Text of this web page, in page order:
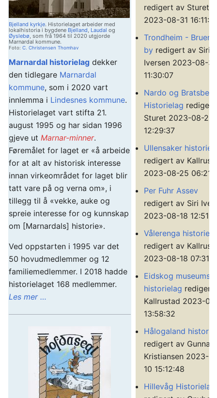
Bjelland kyrkje. Historielaget arbeider med
lokalhistoria i bygdene Bjelland Laudal og
Øyslebø , som frå 1964 til 2020 utgjorde
Marnardal kommune.
Foto: C. Christensen Thomhav
Marnardal historielag dekker
den tidlegare Marnardal
kommune, som i 2020 vart
innlemma i Lindesnes kommune.
Historielaget vart stifta 21.
august 1995 og har sidan 1996
gjeve ut Marnar-minner.
Føremålet for laget er «å arbeide
for at alt av historisk interesse
innan virkeområdet for laget blir
tatt vare på og verna om», i
tillegg til å «vekke, auke og
spreie interesse for og kunnskap
om [Marnardals] historie».
Ved oppstarten i 1995 var det
50 hovudmedlemmer og 12
familiemedlemmer. I 2018 hadde
historielaget 168 medlemmer.
Les mer …
redigert av Sturet
2023-08-31 16:11:21
Trondheim -
by redigert av Siri
Iversen 2023-08-
11:30:07
Nardo og Bratsberg
Historielag
Sturet 2023-08-28
12:29:37
Ullensaker
redigert av
2023-08-25
Per Fuhr Assev
redigert av Siri
2023-08-18
Vålerenga
redigert av
2023-08-18
Eidskog museums-
historielag redigert
Kallrustad 2023-
13:58:32
Hålogaland
redigert av Gunnar
Kristiansen 2023-
10 15:12:48
Hillevåg Historielag